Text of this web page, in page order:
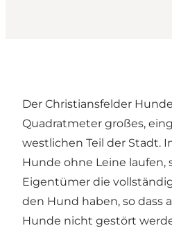
Der Christiansfelder
Quadratmeter großes,
westlichen Teil der Stadt.
Hunde ohne Leine laufen,
Eigentümer die
den Hund haben, so dass
Hunde nicht gestört